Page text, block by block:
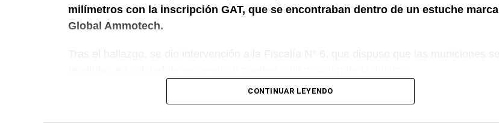
milímetros con la inscripción GAT, que se encontraban dentro de un estuche marca
Global Ammotech.
CONTINUAR LEYENDO